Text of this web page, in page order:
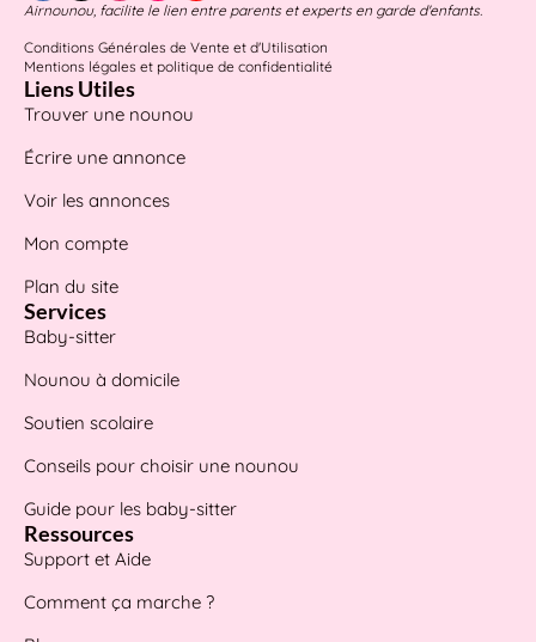
Airnounou, facilite le lien entre parents et experts en garde d'enfants.
Conditions Générales de Vente et d'Utilisation
Mentions légales et politique de confidentialité
Liens Utiles
Trouver une nounou
Écrire une annonce
Voir les annonces
Mon compte
Plan du site
Services
Baby-sitter
Nounou à domicile
Soutien scolaire
Conseils pour choisir une nounou
Guide pour les baby-sitter
Ressources
Support et Aide
Comment ça marche ?